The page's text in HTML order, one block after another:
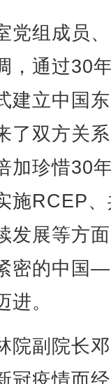
组成员
，通过30
建立中国
了双方关
加珍惜30
施RCEP
发展等方
密的中国
。
副院长
冠疫情而